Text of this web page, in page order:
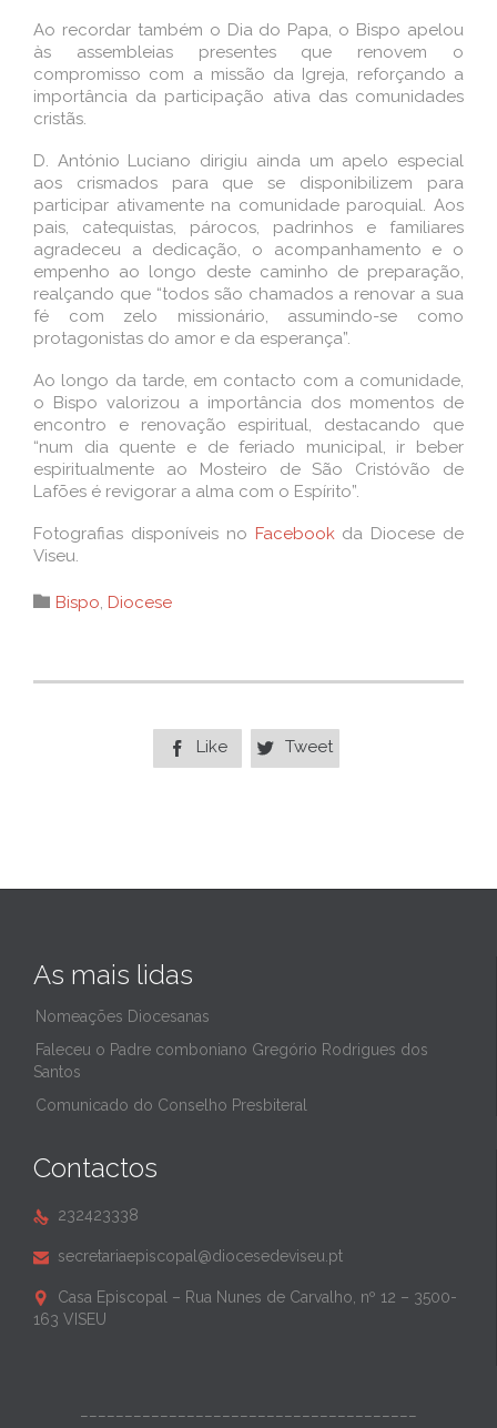
Ao recordar também o Dia do Papa, o Bispo apelou
às assembleias presentes que renovem o
compromisso com a missão da Igreja, reforçando a
importância da participação ativa das comunidades
cristãs.
D. António Luciano dirigiu ainda um apelo especial
aos crismados para que se disponibilizem para
participar ativamente na comunidade paroquial. Aos
pais, catequistas, párocos, padrinhos e familiares
agradeceu a dedicação, o acompanhamento e o
empenho ao longo deste caminho de preparação,
realçando que “todos são chamados a renovar a sua
fé com zelo missionário, assumindo-se como
protagonistas do amor e da esperança”.
Ao longo da tarde, em contacto com a comunidade,
o Bispo valorizou a importância dos momentos de
encontro e renovação espiritual, destacando que
“num dia quente e de feriado municipal, ir beber
espiritualmente ao Mosteiro de São Cristóvão de
Lafões é revigorar a alma com o Espírito”.
Fotografias disponíveis no Facebookda Diocese de
Viseu.
 Category
Bispo, Diocese
 Like  Tweet
As mais lidas
Nomeações Diocesanas
Faleceu o Padre comboniano Gregório Rodrigues dos
Santos
Comunicado do Conselho Presbiteral
Contactos
 232423338
 secretariaepiscopal@diocesedeviseu.pt

Casa Episcopal – Rua Nunes de Carvalho, nº 12 – 3500-
163 VISEU